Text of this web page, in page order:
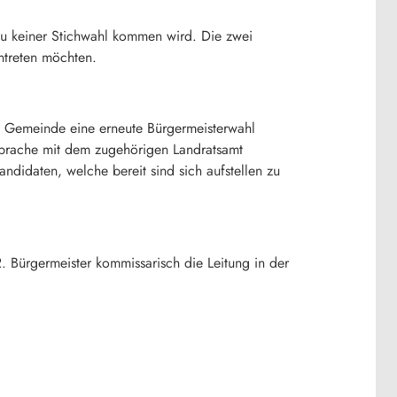
keiner Stichwahl kommen wird. Die zwei
möchten.
eine erneute Bürgermeisterwahl
mit dem zugehörigen Landratsamt
welche bereit sind sich aufstellen zu
kommissarisch die Leitung in der